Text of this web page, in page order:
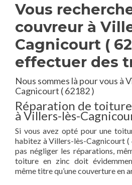
Vous
couvreur à
Cagnicourt (
effectuer des
Nous sommes là pour vous à
Cagnicourt ( 62182 )
Réparation de
à Villers-lès-
Si vous avez opté pour une
habitez à Villers-lès-Cagnicourt (
pas négliger les réparations,
toiture en zinc doit
même titre qu’une couverture en